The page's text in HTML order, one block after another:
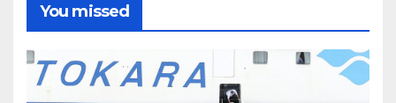
You missed